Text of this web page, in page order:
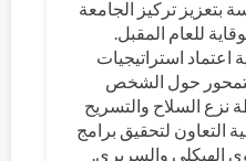
بتعزيز تركيز الجامعة
للعام المقبل.
استراتيجيات
تتمحور حول الشخص
السلاح والتسريح
التعاون لتحقيق برامج
الهيكلي والسريري.